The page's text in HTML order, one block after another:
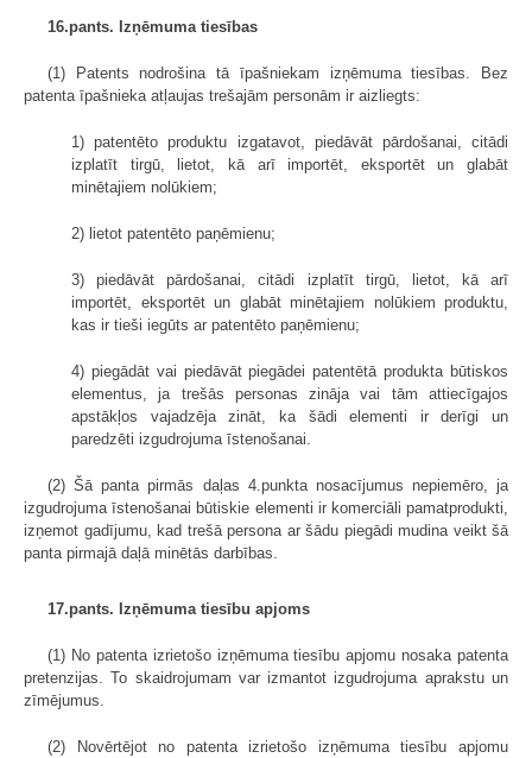
16.pants. Izņēmuma tiesības
(1) Patents nodrošina tā īpašniekam izņēmuma tiesības. Bez
patenta īpašnieka atļaujas trešajām personām ir aizliegts:
1) patentēto produktu izgatavot, piedāvāt pārdošanai, citādi
izplatīt tirgū, lietot, kā arī importēt, eksportēt un glabāt
minētajiem nolūkiem;
2) lietot patentēto paņēmienu;
3) piedāvāt pārdošanai, citādi izplatīt tirgū, lietot, kā arī
importēt, eksportēt un glabāt minētajiem nolūkiem produktu,
kas ir tieši iegūts ar patentēto paņēmienu;
4) piegādāt vai piedāvāt piegādei patentētā produkta būtiskos
elementus, ja trešās personas zināja vai tām attiecīgajos
apstākļos vajadzēja zināt, ka šādi elementi ir derīgi un
paredzēti izgudrojuma īstenošanai.
(2) Šā panta pirmās daļas 4.punkta nosacījumus nepiemēro, ja
izgudrojuma īstenošanai būtiskie elementi ir komerciāli pamatprodukti,
izņemot gadījumu, kad trešā persona ar šādu piegādi mudina veikt šā
panta pirmajā daļā minētās darbības.
17.pants. Izņēmuma tiesību apjoms
(1) No patenta izrietošo izņēmuma tiesību apjomu nosaka patenta
pretenzijas. To skaidrojumam var izmantot izgudrojuma aprakstu un
zīmējumus.
(2) Novērtējot no patenta izrietošo izņēmuma tiesību apjomu